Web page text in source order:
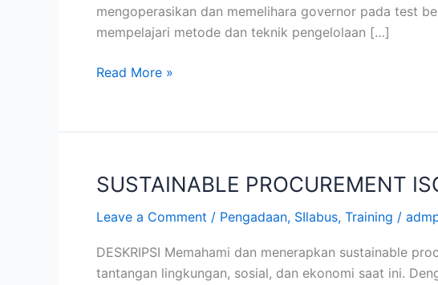
mengoperasikan dan memelihara governor pada test
mempelajari metode dan teknik pengelolaan […]
Read More »
SUSTAINABLE PROCUREMENT
Leave a Comment / Pengadaan, SIlabus, Training /
DESKRIPSI Memahami dan menerapkan sustainable
tantangan lingkungan, sosial, dan ekonomi saat ini.
SUSTAINABLE
ISO